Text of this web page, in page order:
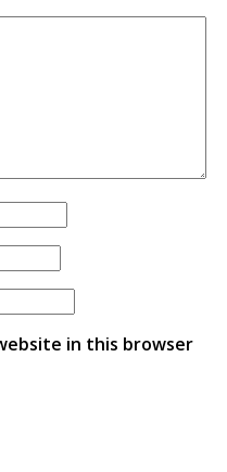
in this browser